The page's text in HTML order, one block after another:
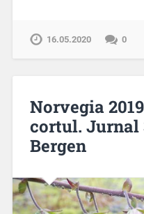
16.05.2020 0
Norvegia
cortul. Jurnal
Bergen